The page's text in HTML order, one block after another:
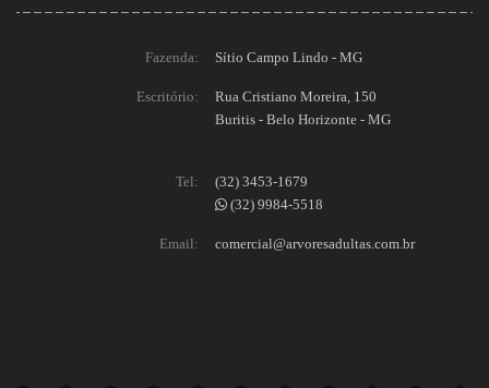
Fazenda: Sítio Campo Lindo - MG
Escritório:
Rua Cristiano Moreira, 150
Buritis - Belo Horizonte - MG
Tel:
(32) 3453-1679
(32) 9984-5518
Email: comercial@arvoresadultas.com.br